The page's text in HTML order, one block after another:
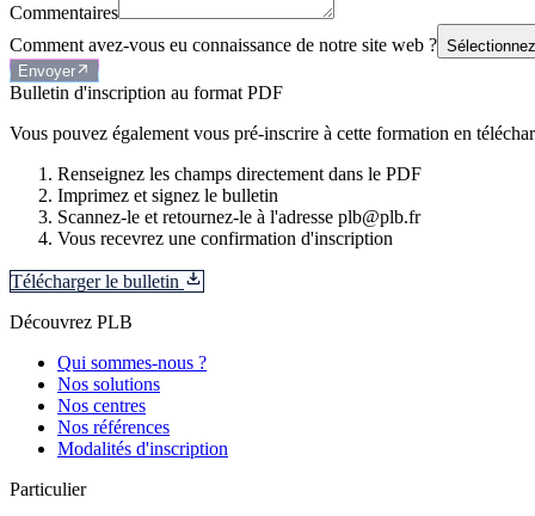
Commentaires
Comment avez-vous eu connaissance de notre site web ?
Envoyer
Bulletin d'inscription au format PDF
Vous pouvez également vous pré-inscrire à cette formation en
Renseignez les champs directement dans le PDF
Imprimez et signez le bulletin
Scannez-le et retournez-le à l'adresse plb@plb.fr
Vous recevrez une confirmation d'inscription
Télécharger le bulletin
Découvrez PLB
Qui sommes-nous ?
Nos solutions
Nos centres
Nos références
Modalités d'inscription
Particulier